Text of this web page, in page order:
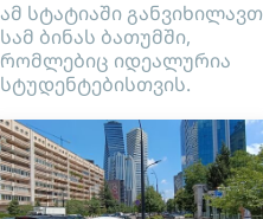
ამ სტატიაში განვიხილავთ
სამ ბინას ბათუმში,
რომლებიც იდეალურია
სტუდენტებისთვის.